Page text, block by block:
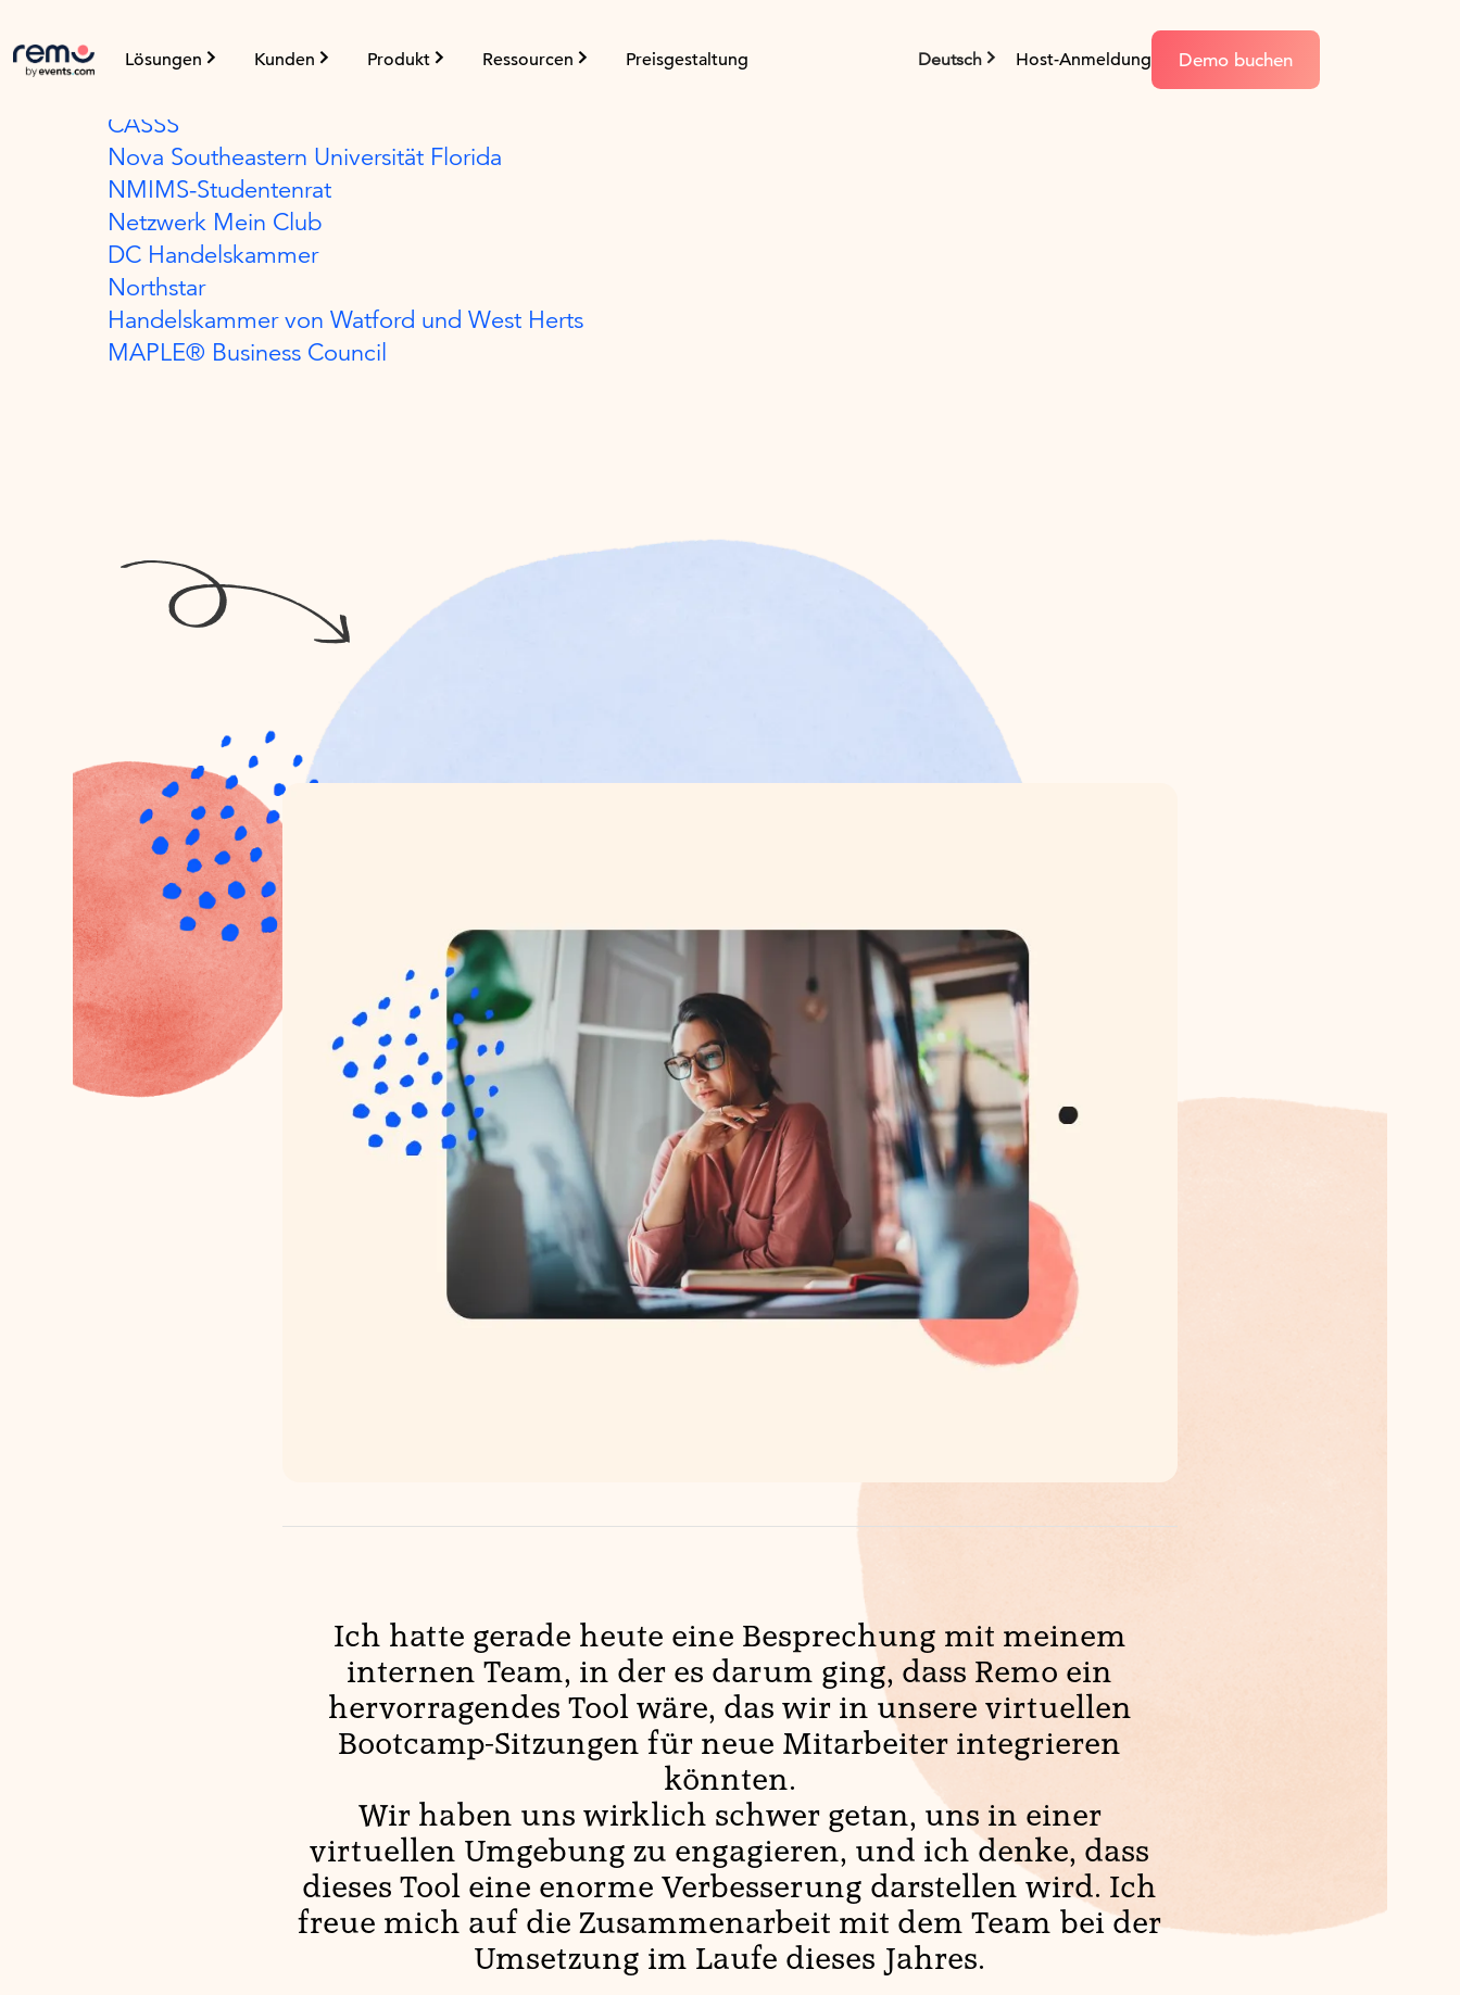
Lösungen Kunden Produkt Ressourcen Preisgestaltung Deutsch Host-Anmeldung Demo buchen
Feldbefähigung
CASSS
Nova Southeastern Universität Florida
NMIMS-Studentenrat
Netzwerk Mein Club
DC Handelskammer
Northstar
Handelskammer von Watford und West Herts
MAPLE® Business Council
Ich hatte gerade heute eine Besprechung mit meinem
internen Team, in der es darum ging, dass Remo ein
hervorragendes Tool wäre, das wir in unsere virtuellen
Bootcamp-Sitzungen für neue Mitarbeiter integrieren
könnten.
Wir haben uns wirklich schwer getan, uns in einer
virtuellen Umgebung zu engagieren, und ich denke, dass
dieses Tool eine enorme Verbesserung darstellen wird. Ich
freue mich auf die Zusammenarbeit mit dem Team bei der
Umsetzung im Laufe dieses Jahres.